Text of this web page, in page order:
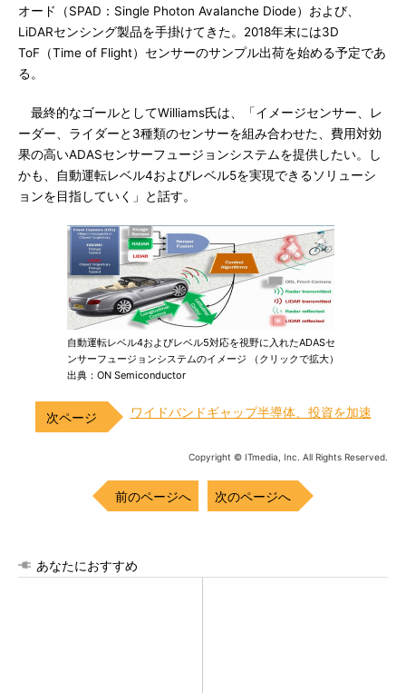
オード（SPAD：Single Photon Avalanche Diode）および、
LiDARセンシング製品を手掛けてきた。2018年末には3D
ToF（Time of Flight）センサーのサンプル出荷を始める予定であ
る。
最終的なゴールとしてWilliams氏は、「イメージセンサー、レ
ーダー、ライダーと3種類のセンサーを組み合わせた、費用対効
果の高いADASセンサーフュージョンシステムを提供したい。し
かも、自動運転レベル4およびレベル5を実現できるソリューシ
ョンを目指していく」と話す。
自動運転レベル4およびレベル5対応を視野に入れたADASセ
ンサーフュージョンシステムのイメージ （クリックで拡大）
出典：ON Semiconductor
ワイドバンドギャップ半導体、投資を加速
Copyright © ITmedia, Inc. All Rights Reserved.
前のページへ 次のページへ
あなたにおすすめ